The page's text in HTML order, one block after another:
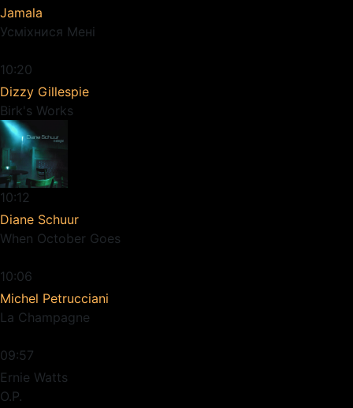
Jamala
Усміхнися Мені
10:20
Dizzy Gillespie
Birk's Works
10:12
Diane Schuur
When October Goes
10:06
Michel Petrucciani
La Champagne
09:57
Ernie Watts
O.P.